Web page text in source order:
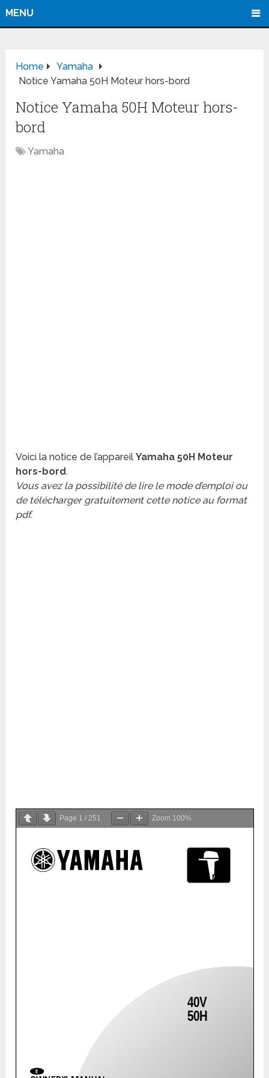
MENU
Home
Yamaha
Notice Yamaha 50H Moteur hors-bord
Notice Yamaha 50H Moteur hors-
bord
Yamaha
Voici la notice de l’appareilYamaha 50H Moteur
hors-bord.
Vous avez la possibilité de lire le mode d’emploi ou
de télécharger gratuitement cette notice au format
pdf.
Page 1 /251 Zoom 100%